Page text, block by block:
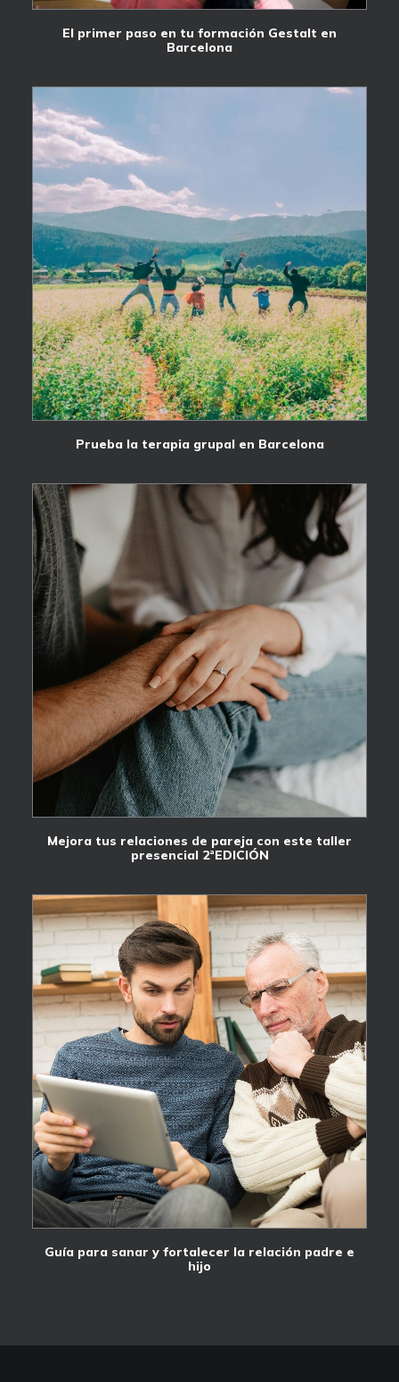
El primer paso en tu formación Gestalt en
Barcelona
Prueba la terapia grupal en Barcelona
Mejora tus relaciones de pareja con este taller
presencial 2ªEDICIÓN
Guía para sanar y fortalecer la relación padre e
hijo